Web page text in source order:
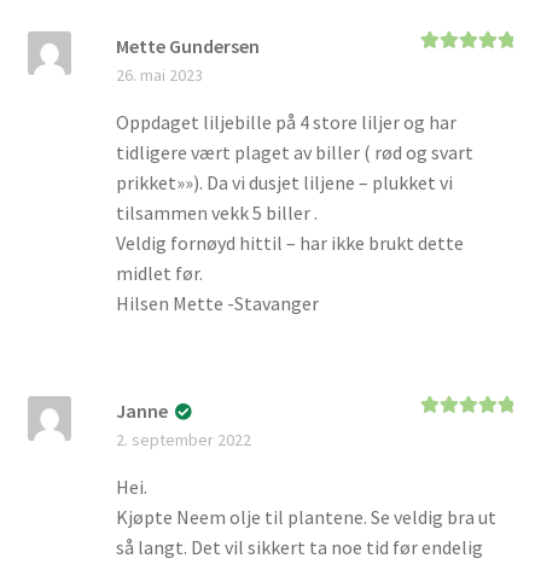
Mette Gundersen
26. mai 2023
Oppdaget liljebille på 4 store liljer og har
tidligere vært plaget av biller ( rød og svart
prikket»»). Da vi dusjet liljene – plukket vi
tilsammen vekk 5 biller .
Veldig fornøyd hittil – har ikke brukt dette
midlet før.
Hilsen Mette -Stavanger
Janne
2. september 2022
Hei.
Kjøpte Neem olje til plantene. Se veldig bra ut
så langt. Det vil sikkert ta noe tid før endelig